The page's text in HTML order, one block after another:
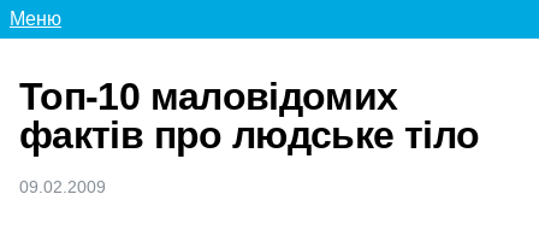
Меню
Топ-10 маловідомих
фактів про людське тіло
09.02.2009